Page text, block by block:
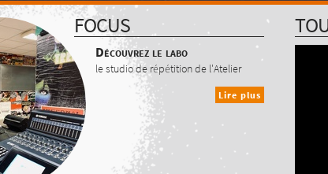
FOCUS
Découvrez le labo
le studio de répétition de l'Atelier
Lire plus